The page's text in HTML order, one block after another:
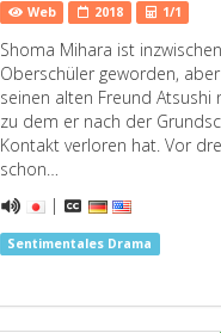
Web 2018 1/1
Shoma Mihara ist
Oberschüler geworden,
seinen alten Freund Atsushi
zu dem er nach der
Kontakt verloren hat. Vor
schon…
|
Sentimentales Drama